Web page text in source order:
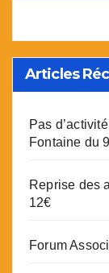
Articles
Pas
Fontaine du
Reprise des
12€
Forum